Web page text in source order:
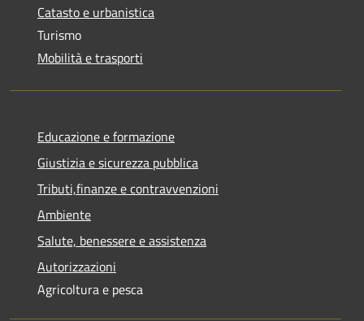
Catasto e urbanistica
Turismo
Mobilità e trasporti
Educazione e formazione
Giustizia e sicurezza pubblica
Tributi,finanze e contravvenzioni
Ambiente
Salute, benessere e assistenza
Autorizzazioni
Agricoltura e pesca